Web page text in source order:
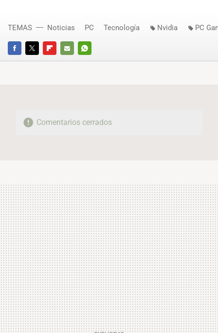
FACEBOOKTWITTERFLIPBOARD
E-
WHATSAPP
TEMAS Noticias PC Tecnología Nvidia PC
Comentarios cerrados